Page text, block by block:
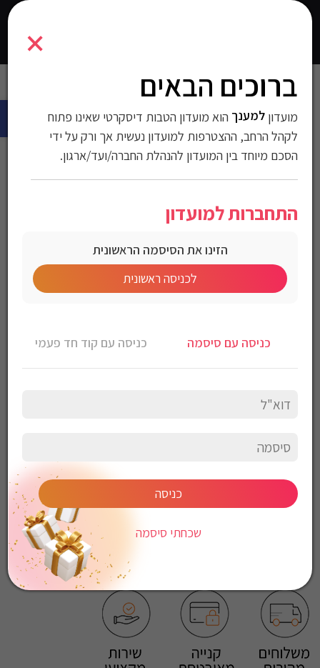
×
ברוכים הבאים
מועדוןלמענך הוא מועדון הטבות דיסקרטי שאינו פתוח
לקהל הרחב, ההצטרפות למועדון נעשית אך ורק על ידי
הסכם מיוחד בין המועדון להנהלת החברה/ועד/ארגון.
התחברות למועדון
הזינו את הסיסמה הראשונית
לכניסה ראשונית
כניסה עם סיסמה כניסה עם קוד חד פעמי
כניסה
שכחתי סיסמה
1700493
>חולצות חולצות מכופתרות
חולצה מכופתרת Gant
לגברים גזרת Slim fit
מק"ט:1700493
מחיר לחברי מועדון
חולצה מכופתרת Gant לגברים גזרת Slim fit
הרכב בד: 100% כותנה סאטן
כביסה עדינה במכונה, 30 מעלות
ללא השריה
לייבש הפוך ובצל
אין לייבש במכונת יבוש